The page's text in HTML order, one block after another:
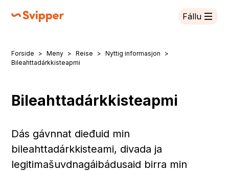
Fállu
Don leat dáppe:
Forside Meny Reise
Nyttig informasjon
Bileahttadárkkisteapmi
Bileahttadárkkisteapmi
Dás gávnnat dieđuid min
bileahttadárkkisteami, divada ja
legitimašuvdnagáibádusaid birra min